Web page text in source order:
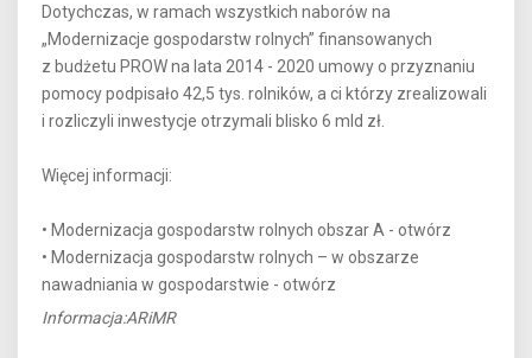
Dotychczas, w ramach wszystkich naborów na
„Modernizacje gospodarstw rolnych” finansowanych
z budżetu PROW na lata 2014 - 2020 umowy o przyznaniu
pomocy podpisało 42,5 tys. rolników, a ci którzy zrealizowali
i rozliczyli inwestycje otrzymali blisko 6 mld zł.
Więcej informacji:
• Modernizacja gospodarstw rolnych obszar A - otwórz
• Modernizacja gospodarstw rolnych – w obszarze
nawadniania w gospodarstwie - otwórz
Informacja:ARiMR